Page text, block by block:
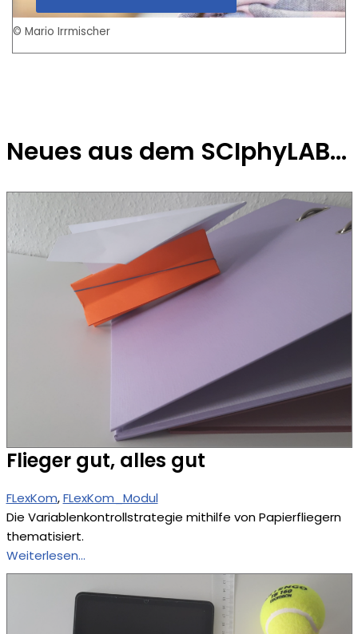
© Mario Irrmischer
Neues aus dem SCIphyLAB…
Flieger gut, alles gut
FLexKom, FLexKom_Modul
Die Variablenkontrollstrategie mithilfe von Papierfliegern
thematisiert.
Weiterlesen…